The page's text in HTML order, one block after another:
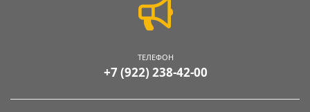
ТЕЛЕФОН
+7 (922) 238-42-00